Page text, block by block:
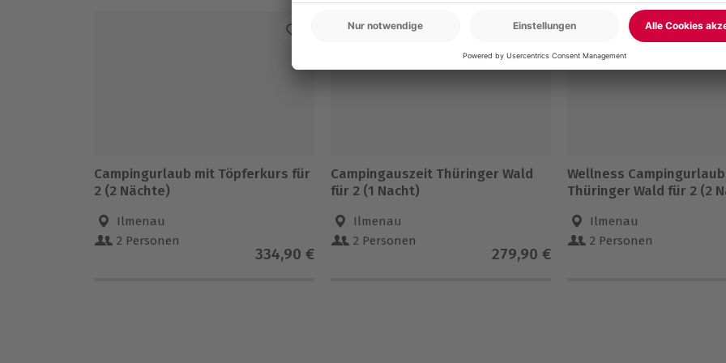
Campingurlaub mit Töpferkurs für
2 (2 Nächte)
Ilmenau
2 Personen
334,90 €
Campingauszeit Thüringer Wald
für 2 (1 Nacht)
Ilmenau
2 Personen
279,90 €
Wellness Campingurlaub
Thüringer Wald für 2 (2
Ilmenau
2 Personen